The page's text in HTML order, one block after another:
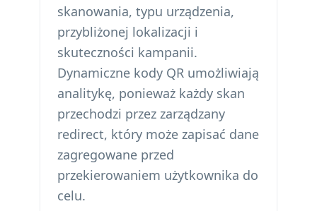
skanowania, typu urządzenia,
przybliżonej lokalizacji i
skuteczności kampanii.
Dynamiczne kody QR umożliwiają
analitykę, ponieważ każdy skan
przechodzi przez zarządzany
redirect, który może zapisać dane
zagregowane przed
przekierowaniem użytkownika do
celu.